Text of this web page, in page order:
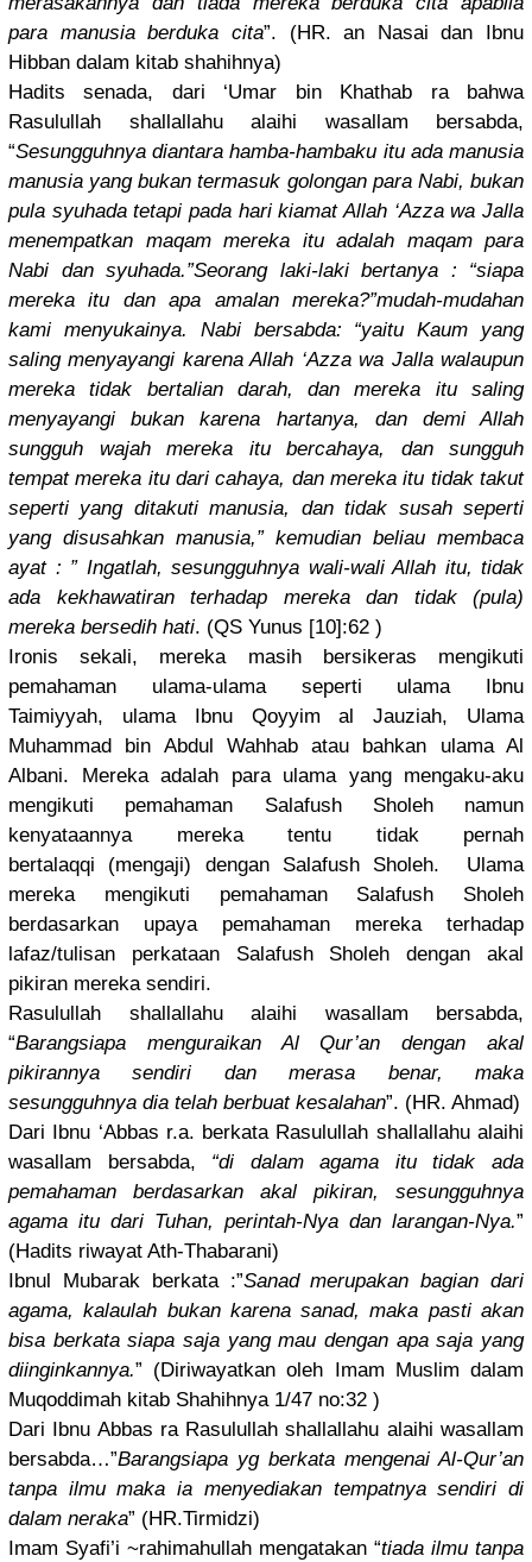
para manusia berduka cita”. (HR. an Nasai dan Ibnu
Hibban dalam kitab shahihnya)
Hadits senada, dari ‘Umar bin Khathab ra bahwa
Rasulullah shallallahu alaihi wasallam bersabda,
“Sesungguhnya diantara hamba-hambaku itu ada manusia
manusia yang bukan termasuk golongan para Nabi, bukan
pula syuhada tetapi pada hari kiamat Allah ‘Azza wa Jalla
menempatkan maqam mereka itu adalah maqam para
Nabi dan syuhada.”Seorang laki-laki bertanya : “siapa
mereka itu dan apa amalan mereka?”mudah-mudahan
kami menyukainya. Nabi bersabda: “yaitu Kaum yang
saling menyayangi karena Allah ‘Azza wa Jalla walaupun
mereka tidak bertalian darah, dan mereka itu saling
menyayangi bukan karena hartanya, dan demi Allah
sungguh wajah mereka itu bercahaya,
dan sungguh
tempat mereka itu dari cahaya, dan mereka itu tidak takut
seperti yang ditakuti manusia, dan tidak susah seperti
yang disusahkan manusia,” kemudian beliau membaca
ayat : ” Ingatlah, sesungguhnya wali-wali Allah itu, tidak
ada kekhawatiran terhadap mereka dan tidak (pula)
mereka bersedih hati. (QS Yunus [10]:62 )
Ironis sekali, mereka masih bersikeras mengikuti
pemahaman ulama-ulama seperti ulama Ibnu
Taimiyyah, ulama Ibnu Qoyyim al Jauziah, Ulama
Muhammad bin Abdul Wahhab atau bahkan ulama Al
Albani. Mereka adalah para ulama yang mengaku-aku
mengikuti pemahaman Salafush Sholeh namun
kenyataannya mereka tentu tidak pernah
bertalaqqi (mengaji) dengan Salafush Sholeh. Ulama
mereka mengikuti pemahaman Salafush Sholeh
berdasarkan upaya pemahaman mereka terhadap
lafaz/tulisan perkataan Salafush Sholeh dengan akal
pikiran mereka sendiri.
Rasulullah shallallahu alaihi wasallam bersabda,
“Barangsiapa menguraikan Al Qur’an dengan akal
pikirannya sendiri dan merasa benar, maka
sesungguhnya dia telah berbuat kesalahan”. (HR. Ahmad)
Dari Ibnu ‘Abbas r.a. berkata Rasulullah shallallahu alaihi
wasallam bersabda, “di dalam agama itu tidak ada
pemahaman berdasarkan akal pikiran, sesungguhnya
agama itu dari Tuhan, perintah-Nya dan larangan-Nya.”
(Hadits riwayat Ath-Thabarani)
Ibnul Mubarak berkata :”Sanad merupakan bagian dari
agama, kalaulah bukan karena sanad, maka pasti akan
bisa berkata siapa saja yang mau dengan apa saja yang
diinginkannya.” (Diriwayatkan oleh Imam Muslim dalam
Muqoddimah kitab Shahihnya 1/47 no:32 )
Dari Ibnu Abbas ra Rasulullah shallallahu alaihi wasallam
bersabda…”Barangsiapa yg berkata mengenai Al-Qur’an
tanpa ilmu maka ia menyediakan tempatnya sendiri di
dalam neraka” (HR.Tirmidzi)
Imam Syafi’i ~rahimahullah mengatakan “tiada ilmu tanpa